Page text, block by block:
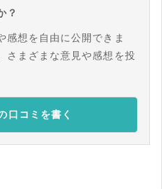
？
感想を自由に公開できま
さまざまな意見や感想を投
口コミを書く